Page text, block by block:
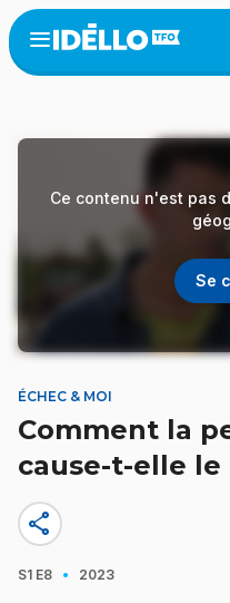
Aller
au
contenu
Open
menu
Ce contenu n'est pas
Se
ÉCHEC & MOI
Comment la
cause-t-elle le
share
S1 E8 · 2023